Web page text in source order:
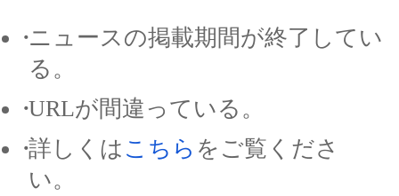
ニュースの掲載期間が終了してい
る。
URLが間違っている。
詳しくは こちら をご覧くださ
い。